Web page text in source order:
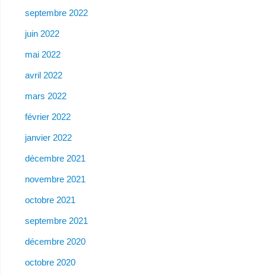
septembre 2022
juin 2022
mai 2022
avril 2022
mars 2022
février 2022
janvier 2022
décembre 2021
novembre 2021
octobre 2021
septembre 2021
décembre 2020
octobre 2020